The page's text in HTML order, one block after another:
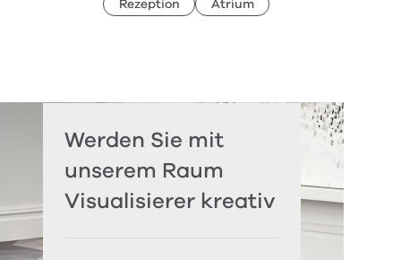
Rezeption Atrium
Werden Sie mit
unserem Raum
Visualisierer kreativ